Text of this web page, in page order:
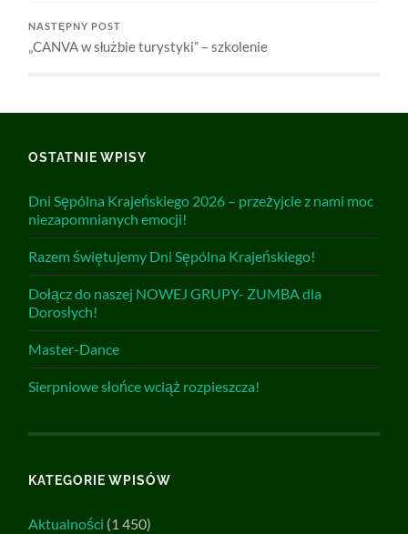
NASTĘPNY POST
„CANVA w służbie turystyki” – szkolenie
OSTATNIE WPISY
Dni Sępólna Krajeńskiego 2026 – przeżyjcie z nami moc
niezapomnianych emocji!
Razem świętujemy Dni Sępólna Krajeńskiego!
Dołącz do naszej NOWEJ GRUPY- ZUMBA dla
Dorosłych!
Master-Dance
Sierpniowe słońce wciąż rozpieszcza!
KATEGORIE WPISÓW
Aktualności (1 450)